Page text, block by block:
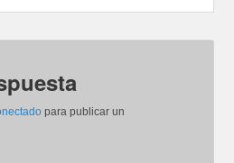
para publicar un